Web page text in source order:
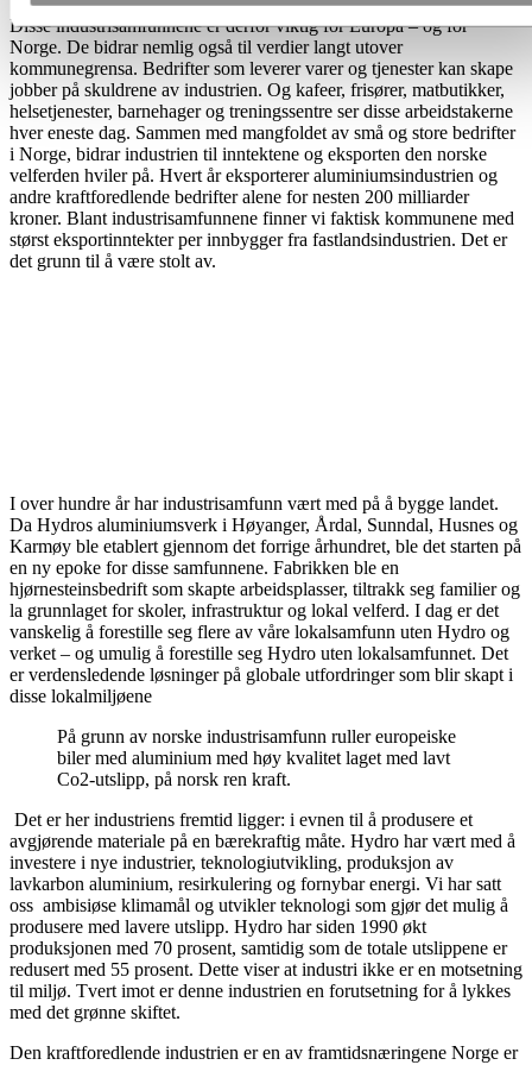
Disse industrisamfunnene er derfor viktig for Europa – og for
Norge. De bidrar nemlig også til verdier langt utover
kommunegrensa. Bedrifter som leverer varer og tjenester kan skape
jobber på skuldrene av industrien. Og kafeer, frisører, matbutikker,
helsetjenester, barnehager og treningssentre ser disse arbeidstakerne
hver eneste dag. Sammen med mangfoldet av små og store bedrifter
i Norge, bidrar industrien til inntektene og eksporten den norske
velferden hviler på. Hvert år eksporterer aluminiumsindustrien og
andre kraftforedlende bedrifter alene for nesten 200 milliarder
kroner. Blant industrisamfunnene finner vi faktisk kommunene med
størst eksportinntekter per innbygger fra fastlandsindustrien. Det er
det grunn til å være stolt av.
I over hundre år har industrisamfunn vært med på å bygge landet.
Da Hydros aluminiumsverk i Høyanger, Årdal, Sunndal, Husnes og
Karmøy ble etablert gjennom det forrige århundret, ble det starten på
en ny epoke for disse samfunnene. Fabrikken ble en
hjørnesteinsbedrift som skapte arbeidsplasser, tiltrakk seg familier og
la grunnlaget for skoler, infrastruktur og lokal velferd. I dag er det
vanskelig å forestille seg flere av våre lokalsamfunn uten Hydro og
verket – og umulig å forestille seg Hydro uten lokalsamfunnet. Det
er verdensledende løsninger på globale utfordringer som blir skapt i
disse lokalmiljøene
På grunn av norske industrisamfunn ruller europeiske
biler med aluminium med høy kvalitet laget med lavt
Co2-utslipp, på norsk ren kraft.
Det er her industriens fremtid ligger: i evnen til å produsere et
avgjørende materiale på en bærekraftig måte. Hydro har vært med å
investere i nye industrier, teknologiutvikling, produksjon av
lavkarbon aluminium, resirkulering og fornybar energi. Vi har satt
oss ambisiøse klimamål og utvikler teknologi som gjør det mulig å
produsere med lavere utslipp. Hydro har siden 1990 økt
produksjonen med 70 prosent, samtidig som de totale utslippene er
redusert med 55 prosent. Dette viser at industri ikke er en motsetning
til miljø. Tvert imot er denne industrien en forutsetning for å lykkes
med det grønne skiftet.
Den kraftforedlende industrien er en av framtidsnæringene Norge er